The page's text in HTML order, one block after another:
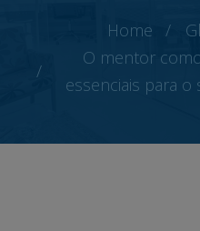
Home
O mentor
essenciais para